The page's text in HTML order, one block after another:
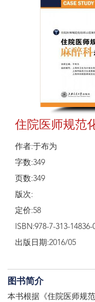
住院医师规范
作者:于布为
字数:349
页数:349
版次:
定价:58
ISBN:978-7-313-14836-
出版日期:2016/05
图书简介
本书根据《住院医师规